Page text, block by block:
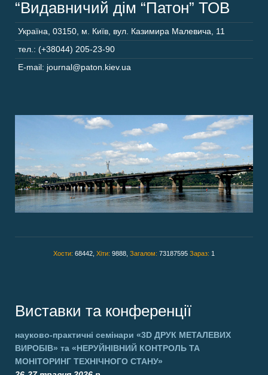
“Видавничий дім “Патон” ТОВ
Україна 03150 м. Київ, вул. Казимира Малевича, 11
тел.: (+38044) 205-23-90
E-mail: journal@paton.kiev.ua
Хости: 68442, Хіти: 9888, Загалом: 73187595 Зараз: 1
Виставки та конференції
науково-практичні семінари «3D ДРУК МЕТАЛЕВИХ
ВИРОБІВ» та «НЕРУЙНІВНИЙ КОНТРОЛЬ ТА
МОНІТОРИНГ ТЕХНІЧНОГО СТАНУ»